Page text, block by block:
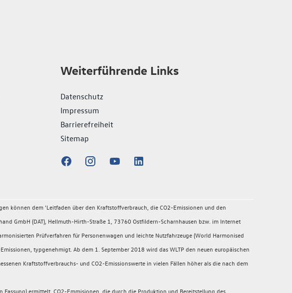
Weiterführende Links
Datenschutz
Impressum
Barrierefreiheit
Sitemap
können dem 'Leitfaden über den Kraftstoffverbrauch, die CO2-Emissionen und den
GmbH (DAT), Hellmuth-Hirth-Straße 1, 73760 Ostfildern-Scharnhausen bzw. im Internet
Prüfverfahren für Personenwagen und leichte Nutzfahrzeuge (World Harmonised
typgenehmigt. Ab dem 1. September 2018 wird das WLTP den neuen europäischen
Kraftstoffverbrauchs- und CO2-Emissionswerte in vielen Fällen höher als die nach dem
ermittelt. CO2-Emmisionen, die durch die Produktion und Bereitstellung des